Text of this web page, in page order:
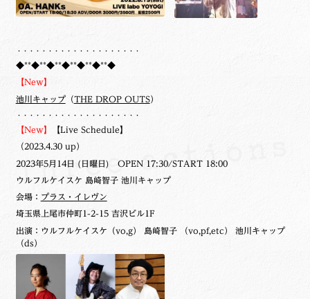
・・・・・・・・・・・・・・・・・・・・
◆**◆**◆**◆**◆**◆**◆
【New】
池川キャップ（THE DROP OUTS）
・・・・・・・・・・・・・・・・・・・・
【New】 【Live Schedule】
（2023.4.30 up）
2023年5月14日 (日曜日) OPEN 17:30/START 18:00
ウルフルケイスケ 島崎智子 池川キャップ
会場： プラス・イレヴン
埼玉県上尾市仲町1-2-15 吉沢ビル1F
出演：ウルフルケイスケ（vo,g） 島崎智子 （vo,pf,etc） 池川キャップ
（ds）